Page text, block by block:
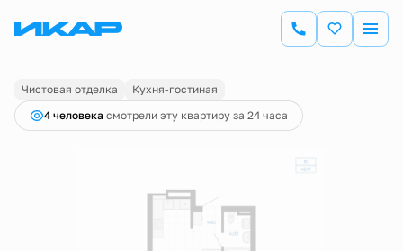
1-комнатная40.92 м Цена по запросу
Чистовая отделка
Кухня-гостиная
4 человекa смотрели эту квартиру за 24 часа